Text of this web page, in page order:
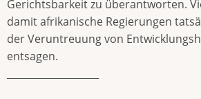
Gerichtsbarkeit zu überantworten.
damit afrikanische Regierungen
der Veruntreuung von
entsagen.